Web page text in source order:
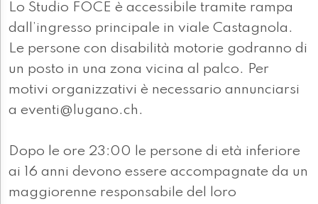
Lo Studio FOCE è accessibile tramite rampa
dall’ingresso principale in viale Castagnola.
Le persone con disabilità motorie godranno di
un posto in una zona vicina al palco. Per
motivi organizzativi è necessario annunciarsi
a eventi@lugano.ch.
Dopo le ore 23:00 le persone di età inferiore
ai 16 anni devono essere accompagnate da un
maggiorenne responsabile del loro